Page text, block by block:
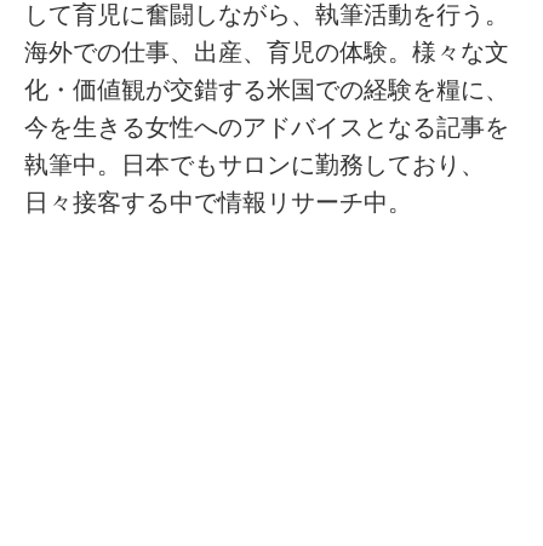
して育児に奮闘しながら、執筆活動を行う。
海外での仕事、出産、育児の体験。様々な文
化・価値観が交錯する米国での経験を糧に、
今を生きる女性へのアドバイスとなる記事を
執筆中。日本でもサロンに勤務しており、
日々接客する中で情報リサーチ中。